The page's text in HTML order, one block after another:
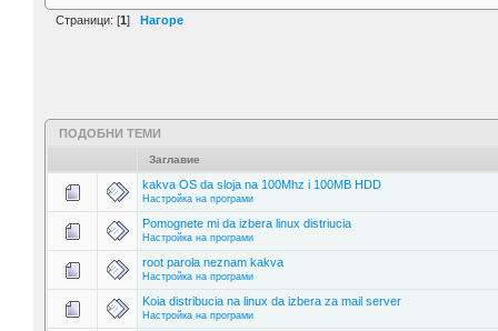
Страници: [1 ] Нагоре
ПОДОБНИ ТЕМИ
Заглавие
kakva OS da sloja na 100Mhz i 100MB HDD
Настройка на програми
Pomognete mi da izbera linux distriucia
Настройка на програми
root parola neznam kakva
Настройка на програми
Koia distribucia na linux da izbera za mail server
Настройка на програми